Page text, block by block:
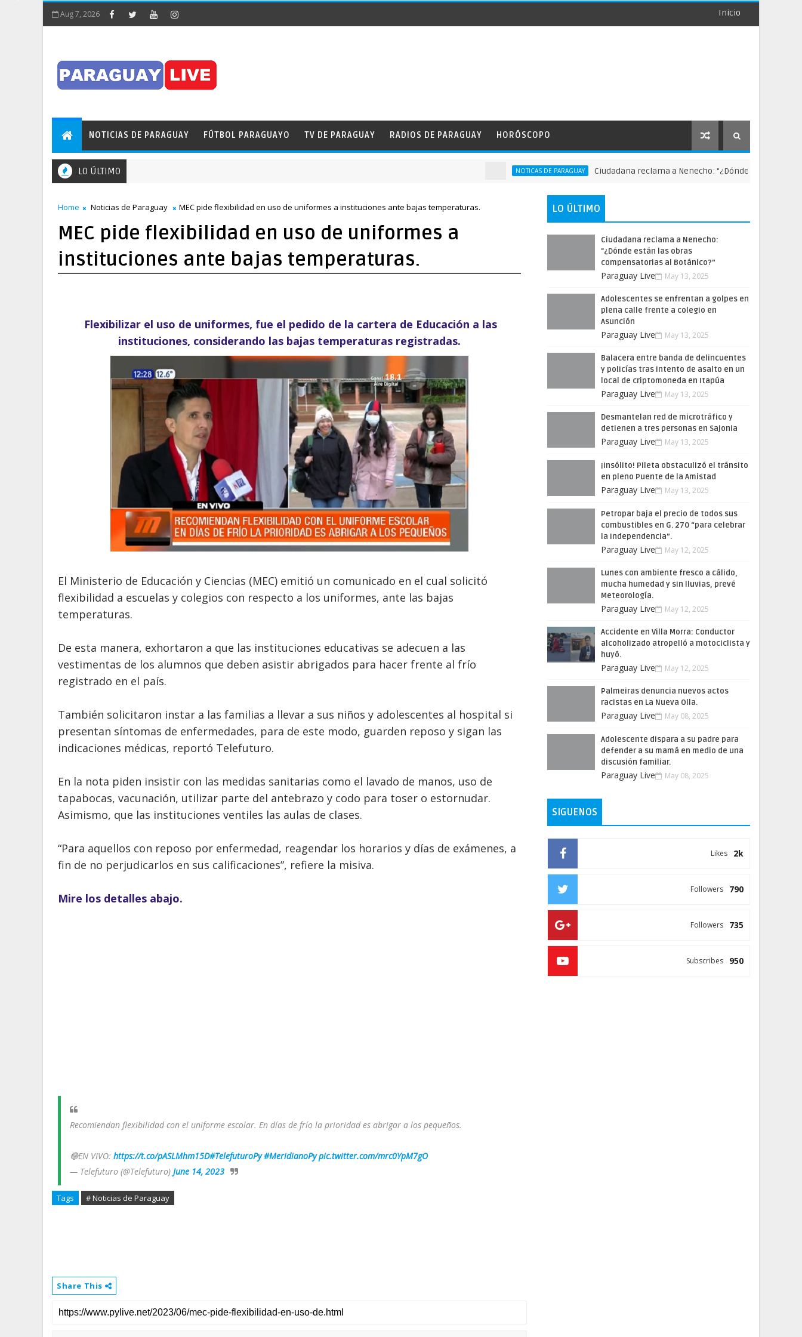
Aug 7, 2026 Inicio
NOTICIAS DE PARAGUAY FÚTBOL PARAGUAYO TV DE PARAGUAY RADIOS DE PARAGUAY HORÓSCOPO
LO ÚLTIMO NOTICAS DE PARAGUAY Ciudadana reclama a Nenecho: "¿Dónde están las obras
Home Noticias de Paraguay MEC pide flexibilidad en uso de uniformes a instituciones ante bajas temperaturas.
MEC pide flexibilidad en uso de uniformes a
instituciones ante bajas temperaturas.
Flexibilizar el uso de uniformes, fue el pedido de la cartera de Educación a las
instituciones, considerando las bajas temperaturas registradas.
El Ministerio de Educación y Ciencias (MEC) emitió un comunicado en el cual solicitó
flexibilidad a escuelas y colegios con respecto a los uniformes, ante las bajas
temperaturas.
De esta manera, exhortaron a que las instituciones educativas se adecuen a las
vestimentas de los alumnos que deben asistir abrigados para hacer frente al frío
registrado en el país.
También solicitaron instar a las familias a llevar a sus niños y adolescentes al hospital si
presentan síntomas de enfermedades, para de este modo, guarden reposo y sigan las
indicaciones médicas, reportó Telefuturo.
En la nota piden insistir con las medidas sanitarias como el lavado de manos, uso de
tapabocas, vacunación, utilizar parte del antebrazo y codo para toser o estornudar.
Asimismo, que las instituciones ventiles las aulas de clases.
“Para aquellos con reposo por enfermedad, reagendar los horarios y días de exámenes, a
fin de no perjudicarlos en sus calificaciones”, refiere la misiva.
Mire los detalles abajo.
Recomiendan flexibilidad con el uniforme escolar. En días de frío la prioridad es abrigar a los pequeños.
🔴EN VIVO: https://t.co/pASLMhm15D#TelefuturoPy #MeridianoPy pic.twitter.com/mrc0YpM7gO
— Telefuturo (@Telefuturo) June 14, 2023
Tags # Noticias de Paraguay
Share This
LO ÚLTIMO
Ciudadana reclama a Nenecho:
"¿Dónde están las obras
compensatorias al Botánico?”
Paraguay Live May 13, 2025
Adolescentes se enfrentan a golpes en
plena calle frente a colegio en
Asunción
Paraguay Live May 13, 2025
Balacera entre banda de delincuentes
y policías tras intento de asalto en un
local de criptomoneda en Itapúa
Paraguay Live May 13, 2025
Desmantelan red de microtráfico y
detienen a tres personas en Sajonia
Paraguay Live May 13, 2025
¡Insólito! Pileta obstaculizó el tránsito
en pleno Puente de la Amistad
Paraguay Live May 13, 2025
Petropar baja el precio de todos sus
combustibles en G. 270 “para celebrar
la Independencia”.
Paraguay Live May 12, 2025
Lunes con ambiente fresco a cálido,
mucha humedad y sin lluvias, prevé
Meteorología.
Paraguay Live May 12, 2025
Accidente en Villa Morra: Conductor
alcoholizado atropelló a motociclista y
huyó.
Paraguay Live May 12, 2025
Palmeiras denuncia nuevos actos
racistas en La Nueva Olla.
Paraguay Live May 08, 2025
Adolescente dispara a su padre para
defender a su mamá en medio de una
discusión familiar.
Paraguay Live May 08, 2025
SIGUENOS
2k
Likes
790
Followers
735
Followers
950
Subscribes